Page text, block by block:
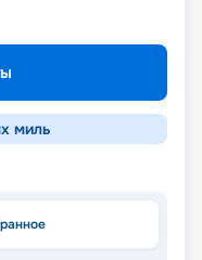
миль